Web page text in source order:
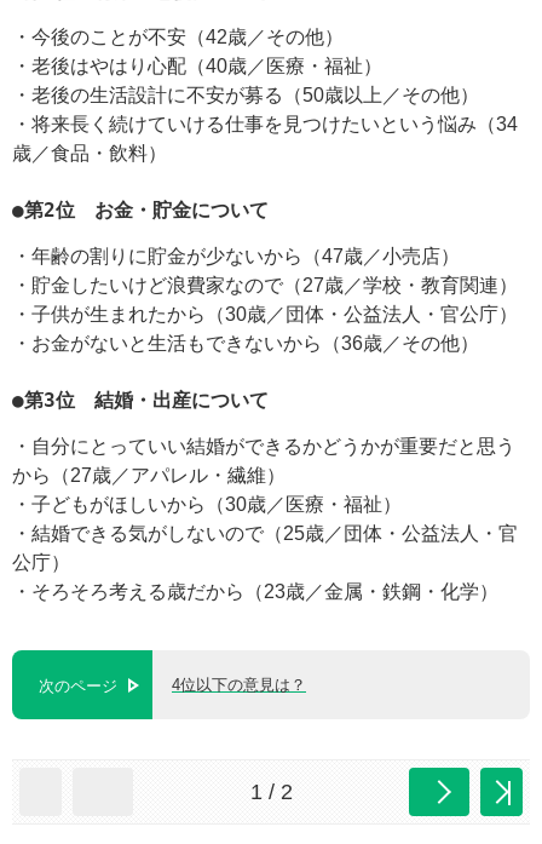
・今後のことが不安（42歳／その他）
・老後はやはり心配（40歳／医療・福祉）
・老後の生活設計に不安が募る（50歳以上／その他）
・将来長く続けていける仕事を見つけたいという悩み（34
歳／食品・飲料）
●第2位 お金・貯金について
・年齢の割りに貯金が少ないから（47歳／小売店）
・貯金したいけど浪費家なので（27歳／学校・教育関連）
・子供が生まれたから（30歳／団体・公益法人・官公庁）
・お金がないと生活もできないから（36歳／その他）
●第3位 結婚・出産について
・自分にとっていい結婚ができるかどうかが重要だと思う
から（27歳／アパレル・繊維）
・子どもがほしいから（30歳／医療・福祉）
・結婚できる気がしないので（25歳／団体・公益法人・官
公庁）
・そろそろ考える歳だから（23歳／金属・鉄鋼・化学）
次のページ 4位以下の意見は？
1 / 2